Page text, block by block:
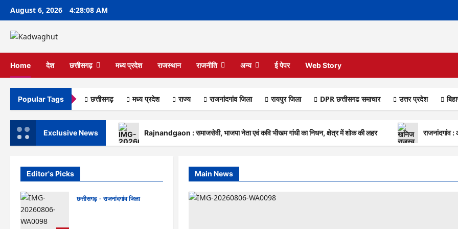
Skip
content
August 6, 2026 4:28:09 AM
Home देश छत्तीसगढ़ मध्य प्रदेश राजस्थान राजनीति अन्य ई पेपर Web Story
Popular Tags छत्तीसगढ़ मध्य प्रदेश राज्‍य राजनांदगांव जिला रायपुर जिला DPR छत्तीसगढ समाचार उत्तर प्रदेश
Exclusive News Rajnandgaon : समाजसेवी, भाजपा नेता एवं कवि भीखम गांधी का निधन, क्षेत्र में शोक की लहर राजनांदगांव :
Editor's Picks
छत्तीसगढ़
राजनांदगांव जिला
Main News